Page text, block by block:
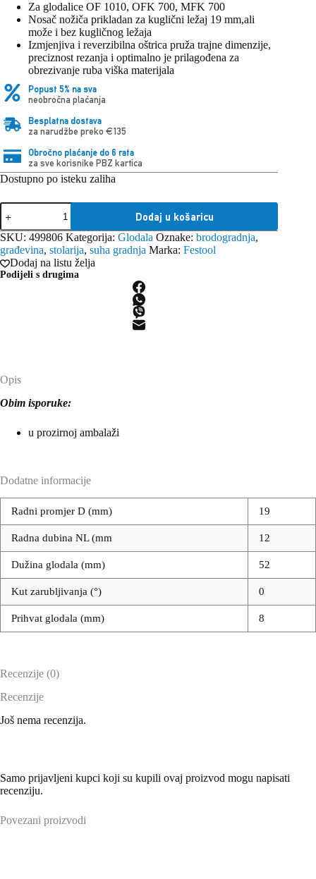
Za glodalice OF 1010, OFK 700, MFK 700
Nosač nožiča prikladan za kuglični ležaj 19 mm,ali
može i bez kugličnog ležaja
Izmjenjiva i reverzibilna oštrica pruža trajne dimenzije,
preciznost rezanja i optimalno je prilagođena za
obrezivanje ruba viška materijala
Popust 5% na sva
neobročna plaćanja
Besplatna dostava
za narudžbe preko €135
Obročno plaćanje do 6 rata
za sve korisnike PBZ kartica
Dostupno po isteku zaliha
Festool
glodalo
za
obrezivanje
rubova
sa
izmjenjivim
količina
Dodaj u košaricu
SKU: 499806 Kategorija: Glodala Oznake: brodogradnja,
građevina, stolarija, suha gradnja Marka: Festool
Dodaj na listu želja
Podijeli s drugima
Opis
Obim isporuke:
u prozirnoj ambalaži
Dodatne informacije
Radni promjer D (mm) 19
Radna dubina NL (mm 12
Dužina glodala (mm) 52
Kut zarubljivanja (°) 0
Prihvat glodala (mm) 8
Recenzije (0)
Recenzije
Još nema recenzija.
Samo prijavljeni kupci koji su kupili ovaj proizvod mogu napisati
recenziju.
Povezani proizvodi